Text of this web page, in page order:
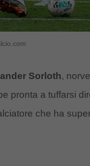
Sorloth,
pronta a tuffarsi
che ha